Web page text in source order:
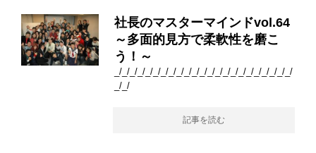
社長のマスターマインドvol.64
～多面的見方で柔軟性を磨こ
う！～
_/_/_/_/_/_/_/_/_/_/_/_/_/_/_/_/_/_/_/_/_/_/_/
_/_/
記事を読む